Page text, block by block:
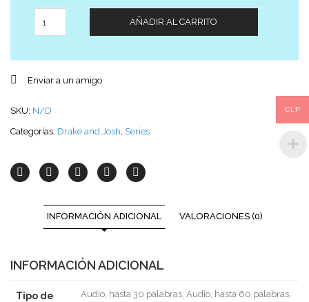
AÑADIR AL CARRITO
Enviar a un amigo
SKU: N/D
Categorías: Drake and Josh, Series
INFORMACIÓN ADICIONAL VALORACIONES (0)
INFORMACIÓN ADICIONAL
Tipo de
Audio, hasta 30 palabras, Audio, hasta 60 palabras,
CLP